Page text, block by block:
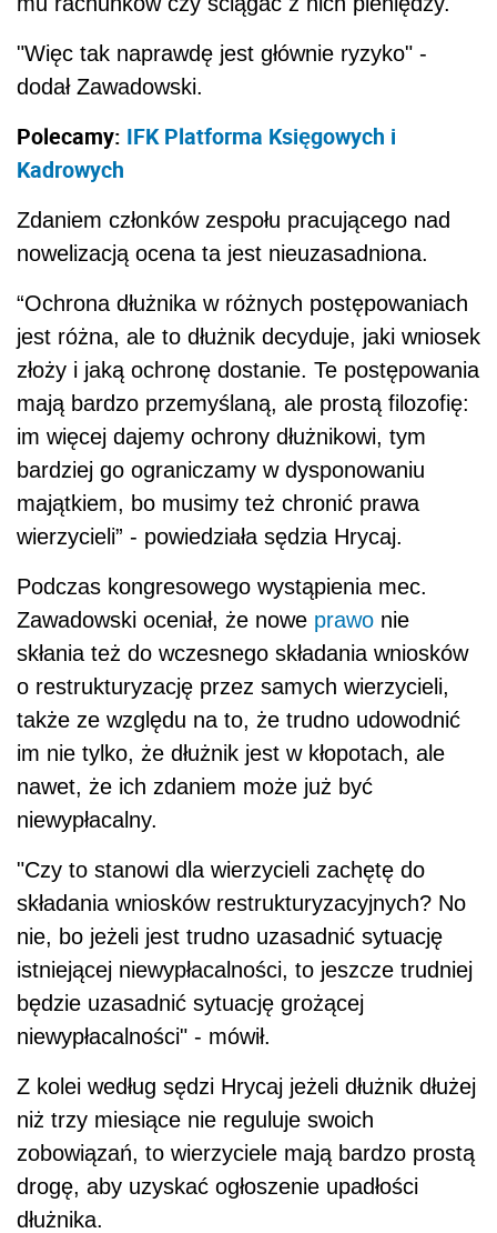
"Więc tak naprawdę jest głównie ryzyko" -
dodał Zawadowski.
Polecamy: IFK Platforma Księgowych i
Kadrowych
Zdaniem członków zespołu pracującego nad
nowelizacją ocena ta jest nieuzasadniona.
“Ochrona dłużnika w różnych postępowaniach
jest różna, ale to dłużnik decyduje, jaki wniosek
złoży i jaką ochronę dostanie. Te postępowania
mają bardzo przemyślaną, ale prostą filozofię:
im więcej dajemy ochrony dłużnikowi, tym
bardziej go ograniczamy w dysponowaniu
majątkiem, bo musimy też chronić prawa
wierzycieli” - powiedziała sędzia Hrycaj.
Podczas kongresowego wystąpienia mec.
Zawadowski oceniał, że nowe prawo nie
skłania też do wczesnego składania wniosków
o restrukturyzację przez samych wierzycieli,
także ze względu na to, że trudno udowodnić
im nie tylko, że dłużnik jest w kłopotach, ale
nawet, że ich zdaniem może już być
niewypłacalny.
"Czy to stanowi dla wierzycieli zachętę do
składania wniosków restrukturyzacyjnych? No
nie, bo jeżeli jest trudno uzasadnić sytuację
istniejącej niewypłacalności, to jeszcze trudniej
będzie uzasadnić sytuację grożącej
niewypłacalności" - mówił.
Z kolei według sędzi Hrycaj jeżeli dłużnik dłużej
niż trzy miesiące nie reguluje swoich
zobowiązań, to wierzyciele mają bardzo prostą
drogę, aby uzyskać ogłoszenie upadłości
dłużnika.